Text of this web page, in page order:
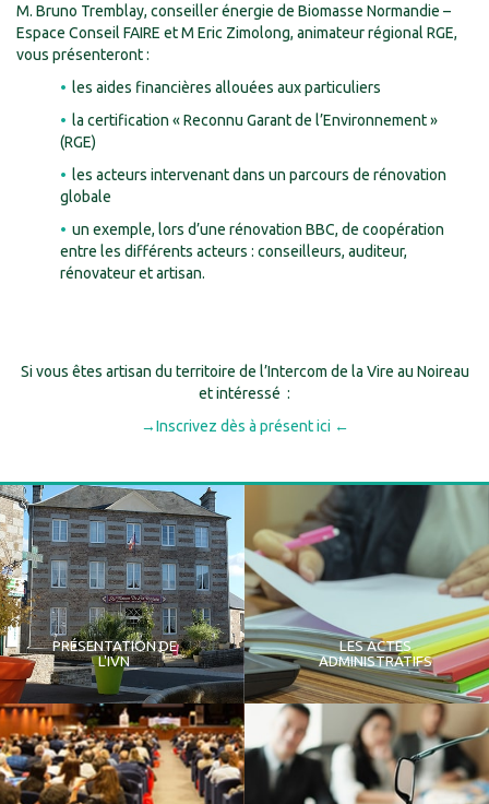
M. Bruno Tremblay, conseiller énergie de Biomasse Normandie –
Espace Conseil FAIRE et M Eric Zimolong, animateur régional RGE,
vous présenteront :
les aides financières allouées aux particuliers
la certification « Reconnu Garant de l’Environnement »
(RGE)
les acteurs intervenant dans un parcours de rénovation
globale
un exemple, lors d’une rénovation BBC, de coopération
entre les différents acteurs : conseilleurs, auditeur,
rénovateur et artisan.
Si vous êtes artisan du territoire de l’Intercom de la Vire au Noireau
et intéressé :
→Inscrivez dès à présent ici ←
PRÉSENTATION DE
L'IVN
LES ACTES
ADMINISTRATIFS